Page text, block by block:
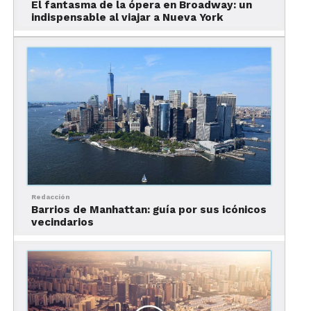
“Podrás vivir aquí tu
vida entera y nunca
quedarte sin cosas que
hacer en Manhattan…
No solo es la capital
mundial financiera,
cultural y del
entretenimiento,
también es sin duda uno
del mundo. Desde teatro
y arte, hasta compras y
El fantasma de la ópera en Broadway: un
indispensable al viajar a Nueva York
Redacción
Barrios de Manhattan: guía por sus icónicos
vecindarios